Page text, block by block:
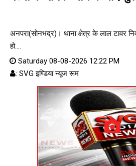
अनपरा(सोनभद्र)। थाना क्षेत्र के लाल टावर
हो....
Saturday 08-08-2026 12:22 PM
: SVG इण्डिया न्यूज रूम